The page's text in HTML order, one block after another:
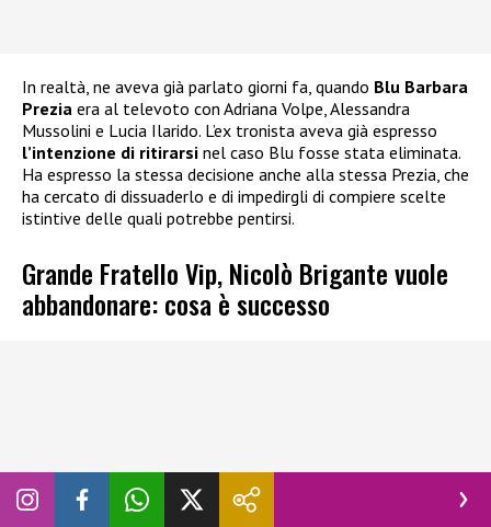
In realtà, ne aveva già parlato giorni fa, quando Blu Barbara
Prezia era al televoto con Adriana Volpe, Alessandra
Mussolini e Lucia Ilarido. L’ex tronista aveva già espresso
l’intenzione di ritirarsi nel caso Blu fosse stata eliminata.
Ha espresso la stessa decisione anche alla stessa Prezia, che
ha cercato di dissuaderlo e di impedirgli di compiere scelte
istintive delle quali potrebbe pentirsi.
Grande Fratello Vip, Nicolò Brigante vuole
abbandonare: cosa è successo